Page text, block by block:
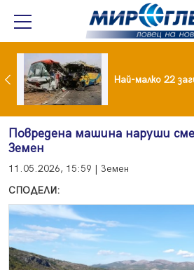
споразумение със САЩ , но без компромиси
Повредена машина наруши
Земен
11.05.2026, 15:59 | Земен
СПОДЕЛИ: